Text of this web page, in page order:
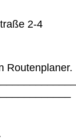
2-4
Routenplaner.